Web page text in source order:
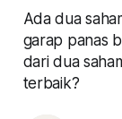
Ada dua
garap panas
dari dua
terbaik?